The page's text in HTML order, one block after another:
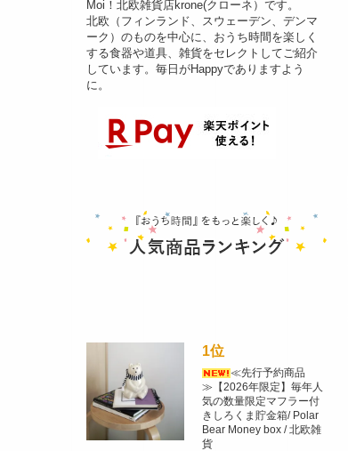
Moi！北欧雑貨店krone(クローネ）です。
北欧（フィンランド、スウェーデン、デンマ
ーク）のものを中心に、おうち時間を楽しく
する食器や道具、雑貨をセレクトしてご紹介
しています。毎日がHappyでありますよう
に。
1位
≪先行予約商品
≫【2026年限定】毎年人
気の数量限定マフラー付
きしろくま貯金箱/ Polar
Bear Money box / 北欧雑
貨